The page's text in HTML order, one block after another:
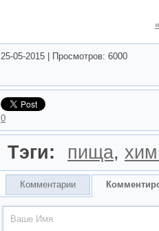
25-05-2015 Просмотров: 6000
0
Тэги: пища,
Комментарии